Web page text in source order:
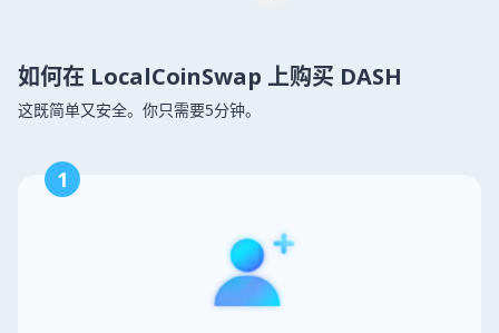
如何在 LocalCoinSwap 上购买 DASH
这既简单又安全。你只需要5分钟。
1